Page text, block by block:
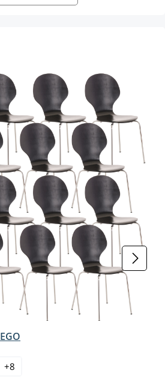
zurzeit nicht verfügbar.)
+8